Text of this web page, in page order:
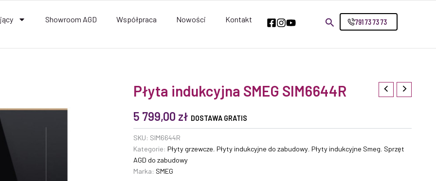
791 73 73 73
Showroom AGD Współpraca Nowości Kontakt
Płyta indukcyjna SMEG SIM6644R
5 799,00 zł DOSTAWA GRATIS
SKU: SIM6644R
Kategorie: Płyty grzewcze, Płyty indukcyjne do zabudowy, Płyty indukcyjne Smeg, Sprzęt
AGD do zabudowy
Marka: SMEG
ilość
Płyta
SMEG